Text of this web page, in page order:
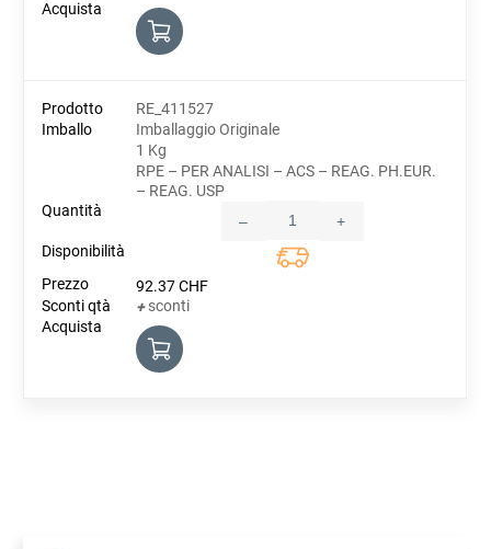
RE_411527
Imballaggio Originale
1 Kg
RPE – PER ANALISI – ACS – REAG. PH.EUR.
– REAG. USP
Quantity
– +
92.37CHF
+sconti